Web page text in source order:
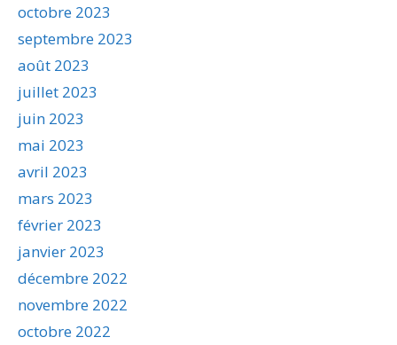
octobre 2023
septembre 2023
août 2023
juillet 2023
juin 2023
mai 2023
avril 2023
mars 2023
février 2023
janvier 2023
décembre 2022
novembre 2022
octobre 2022